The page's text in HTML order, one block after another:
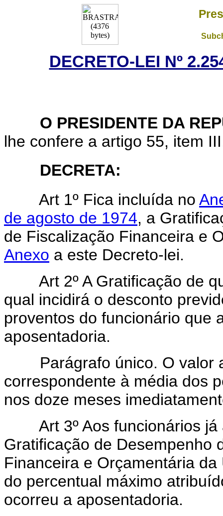
DECRETO-LEI Nº
O PRESIDENTE DA
lhe confere a artigo 55, item
DECRETA:
Art 1º Fica incluída no
de agosto de 1974, a
de Fiscalização Financeira e
Anexo a este Decreto-lei.
Art 2º A Gratificação de
qual incidirá o desconto
proventos do funcionário que
aposentadoria.
Parágrafo único. O valor a
correspondente à média dos
nos doze meses
Art 3º Aos funcionários já
Gratificação de Desempenho
Financeira e Orçamentária
do percentual máximo
ocorreu a aposentadoria.